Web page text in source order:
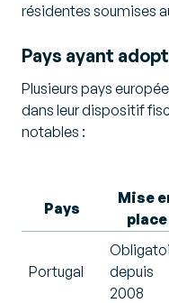
résidentes soumises
Pays ayant
Plusieurs pays
dans leur dispositif
notables :
Pays
Mise
place
Portugal
depuis
2008